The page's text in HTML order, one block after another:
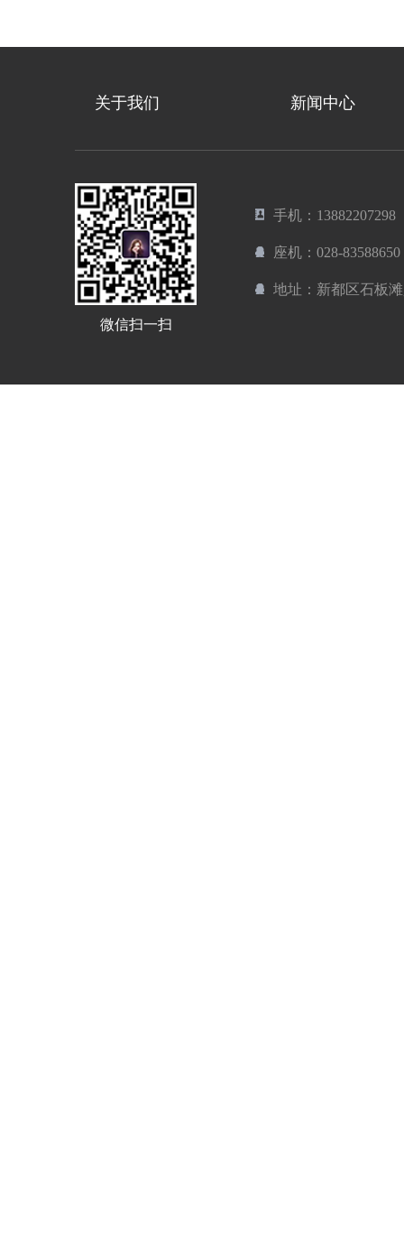
关于我们 新闻中心
微信扫一扫
手机：13882207298
座机：028-83588650
地址：新都区石板